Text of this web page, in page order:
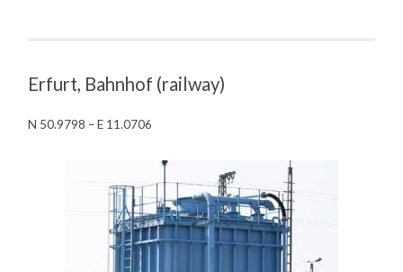
Erfurt, Bahnhof (railway)
N 50.9798 – E 11.0706